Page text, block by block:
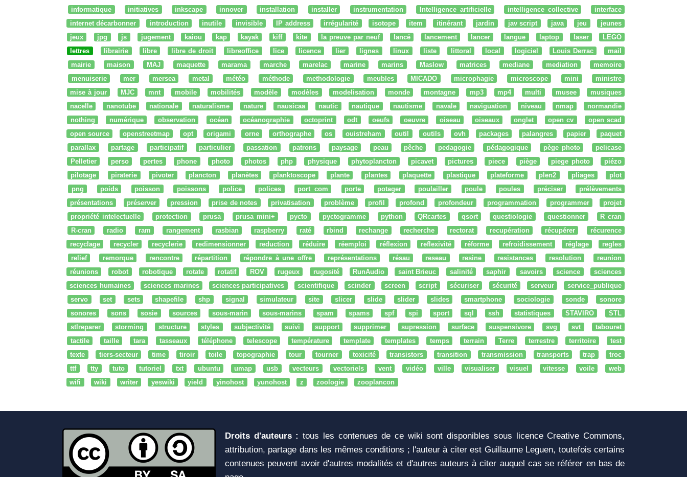
informatique
initiatives inkscape innover installation installer instrumentation Intelligence artificielle intelligence collective
interface
internet décarbonner
introduction inutile invisible IP address irrégularité isotope item itinérant jardin jav script java jeu
jeunes
jeux
jpg js jugement kaiou kap kayak kiff kite la preuve par neuf lancé lancement lancer langue laptop laser
LEGO
lettres
librairie libre libre de droit libreoffice lice licence lier lignes linux liste littoral local logiciel Louis Derrac
mail
mairie
maison MAJ maquette marama marche marelac marine marins Maslow matrices mediane mediation
memoire
menuiserie
mer mersea metal météo méthode methodologie meubles MICADO microphagie microscope mini
ministre
mise à jour
MJC mnt mobile mobilités modèle modèles modelisation monde montagne mp3 mp4 multi musee
musiques
nacelle
nanotube nationale naturalisme nature nausicaa nautic nautique nautisme navale naviguation niveau nmap
normandie
nothing
numérique observation océan océanographie octoprint odt oeufs oeuvre oiseau oiseaux onglet open cv
open scad
open source
openstreetmap opt origami orne orthographe os ouistreham outil outils ovh packages palangres papier
paquet
parallax
partage participatif particulier passation patrons paysage peau pêche pedagogie pédagogique pège photo
pelicase
Pelletier
perso pertes phone photo photos php physique phytoplancton picavet pictures piece piège piege photo
piézo
pilotage
piraterie pivoter plancton planètes planktoscope plante plantes plaquette plastique plateforme plen2 pliages
plot
png
poids poisson poissons police polices port com porte potager poulailler poule poules préciser
prélèvements
présentations
préserver pression prise de notes privatisation problème profil profond profondeur programmation programmer
projet
propriété intelectuelle
protection prusa prusa mini+ pycto pyctogramme python QRcartes qsort questiologie questionner
R cran
R-cran
radio ram rangement rasbian raspberry raté rbind rechange recherche rectorat recupération récupérer
récurence
recyclage
recycler recyclerie redimensionner reduction réduire réemploi réflexion reflexivité réforme refroidissement réglage
regles
relief
remorque rencontre répartition répondre à une offre représentations résau reseau resine resistances resolution
reunion
réunions
robot robotique rotate rotatif ROV rugeux rugosité RunAudio saint Brieuc salinité saphir savoirs science
sciences
sciences humaines
sciences marines sciences participatives scientifique scinder screen script sécuriser sécurité serveur
service_publique
servo
set sets shapefile shp signal simulateur site slicer slide slider slides smartphone sociologie sonde
sonore
sonores
sons sosie sources sous-marin sous-marins spam spams spf spi sport sql ssh statistiques STAVIRO
STL
stlreparer
storming structure styles subjectivité suivi support supprimer supression surface suspensivore svg svt
tabouret
tactile
taille tara tasseaux téléphone telescope température template templates temps terrain Terre terrestre territoire
test
texte
tiers-secteur time tiroir toile topographie tour tourner toxicité transistors transition transmission transports trap
troc
ttf
tty tuto tutoriel txt ubuntu umap usb vecteurs vectoriels vent vidéo ville visualiser visuel vitesse voile
web
wifi
wiki writer yeswiki yield yinohost yunohost z zoologie zooplancon
Droits d'auteurs : tous les contenues de ce wiki sont disponibles sous licence Creative Commons,
attribution, partage dans les mêmes conditions ; l'auteur à citer est Guillaume Leguen, toutefois certains
contenues peuvent avoir d'autres modalités et d'autres auteurs à citer auquel cas se référer en bas de